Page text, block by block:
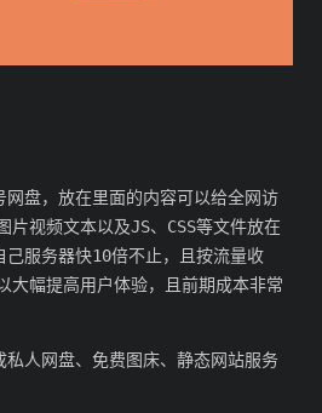
网盘，放在里面的内容可以给全网访
片视频文本以及JS、CSS等文件放在
己服务器快10倍不止，且按流量收
大幅提高用户体验，且前期成本非常
私人网盘、免费图床、静态网站服务